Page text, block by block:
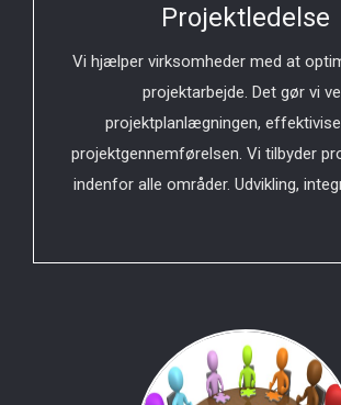
Projektledelse
Vi hjælper virksomheder med at
projektarbejde. Det gør vi
projektplanlægningen,
projektgennemførelsen. Vi tilbyder
indenfor alle områder. Udvikling,